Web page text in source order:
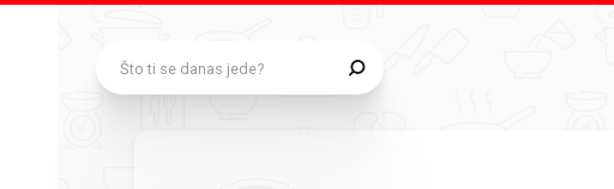
Što ti se danas jede?